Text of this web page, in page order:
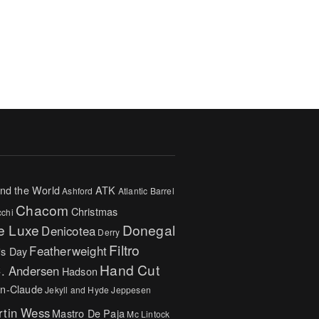
the World Ashford ATK Atlantic Barrel
Chacom Christmas
Luxe Denicotea Derry Donegal
DayFeatherweightFiltro
Andersen Hadson Hand Cut
ClaudeJekyll and Hyde Jeppesen
WessMastro De Paja Mc Lintock